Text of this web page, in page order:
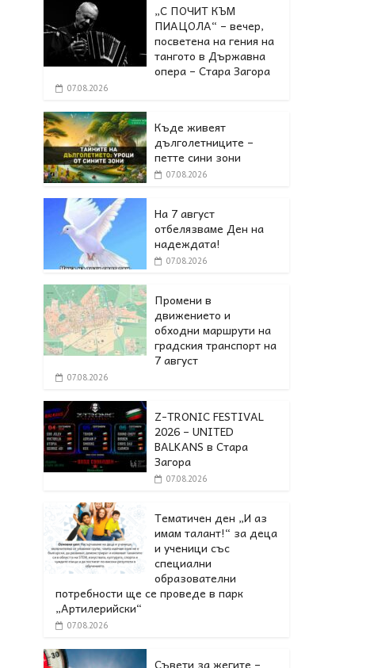
„С ПОЧИТ КЪМ
ПИАЦОЛА“ – вечер,
посветена на гения на
тангото в Държавна
опера – Стара Загора
07.08.2026
Къде живеят
дълголетниците –
петте сини зони
07.08.2026
На 7 август
отбелязваме Ден на
надеждата!
07.08.2026
Промени в
движението и
обходни маршрути на
градския транспорт на
7 август
07.08.2026
Z-TRONIC FESTIVAL
2026 – UNITED
BALKANS в Стара
Загора
07.08.2026
Тематичен ден „И аз
имам талант!“ за деца
и ученици със
специални
образователни
потребности ще се проведе в парк
„Артилерийски“
07.08.2026
Съвети за жегите –